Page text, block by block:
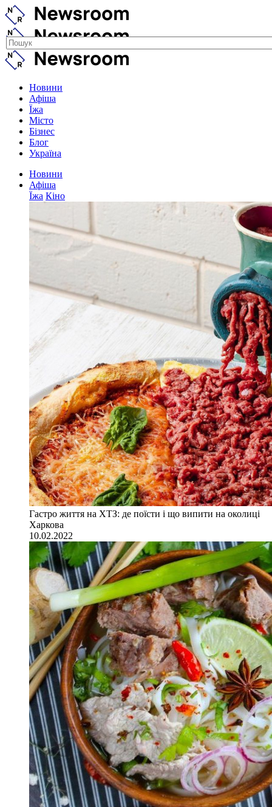
Новини
Афіша
Їжа
Місто
Бізнес
Блог
Україна
Новини
Афіша
Їжа Кіно
Гастро життя на ХТЗ: де поїсти і що випити на околиці
Харкова
10.02.2022